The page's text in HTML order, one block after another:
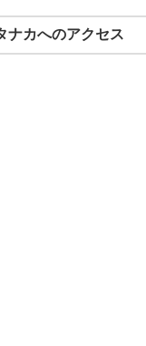
ナカへのアクセス